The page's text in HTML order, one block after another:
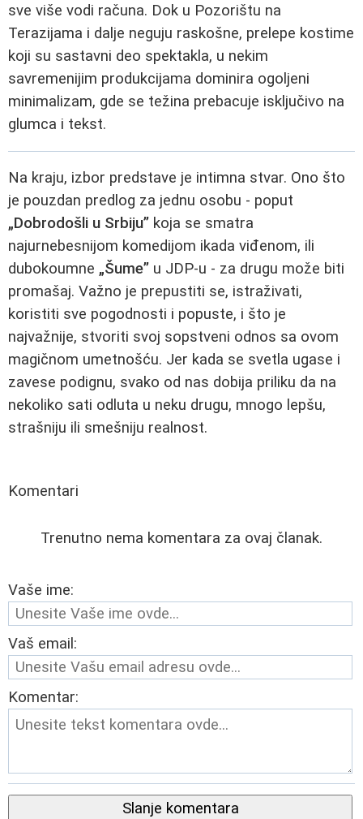
sve više vodi računa. Dok u Pozorištu na
Terazijama i dalje neguju raskošne, prelepe kostime
koji su sastavni deo spektakla, u nekim
savremenijim produkcijama dominira ogoljeni
minimalizam, gde se težina prebacuje isključivo na
glumca i tekst.
Na kraju, izbor predstave je intimna stvar. Ono što
je pouzdan predlog za jednu osobu - poput
„Dobrodošli u Srbiju” koja se smatra
najurnebesnijom komedijom ikada viđenom, ili
dubokoumne „Šume” u JDP-u - za drugu može biti
promašaj. Važno je prepustiti se, istraživati,
koristiti sve pogodnosti i popuste, i što je
najvažnije, stvoriti svoj sopstveni odnos sa ovom
magičnom umetnošću. Jer kada se svetla ugase i
zavese podignu, svako od nas dobija priliku da na
nekoliko sati odluta u neku drugu, mnogo lepšu,
strašniju ili smešniju realnost.
Komentari
Trenutno nema komentara za ovaj članak.
Vaše ime:
Vaš email:
Komentar:
Slanje komentara